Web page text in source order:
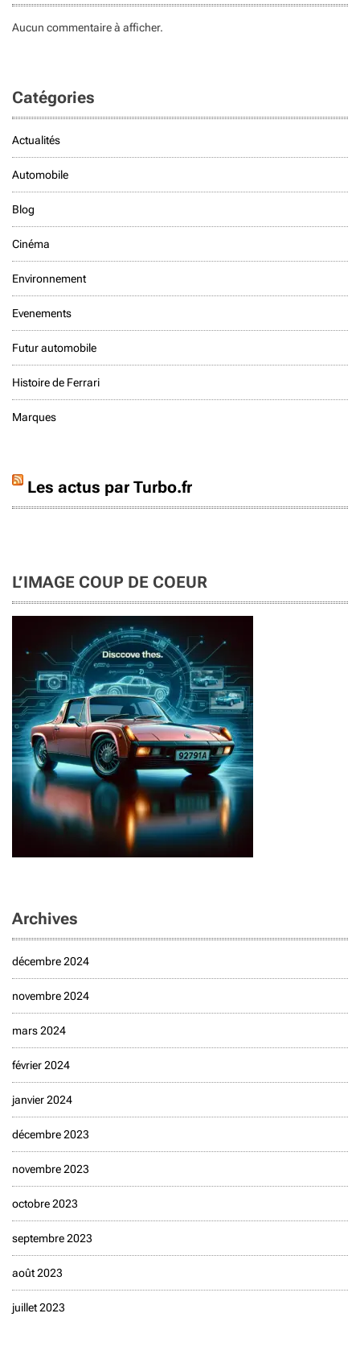
Aucun commentaire à afficher.
Catégories
Actualités
Automobile
Blog
Cinéma
Environnement
Evenements
Futur automobile
Histoire de Ferrari
Marques
Les actus par Turbo.fr
L’IMAGE COUP DE COEUR
Archives
décembre 2024
novembre 2024
mars 2024
février 2024
janvier 2024
décembre 2023
novembre 2023
octobre 2023
septembre 2023
août 2023
juillet 2023